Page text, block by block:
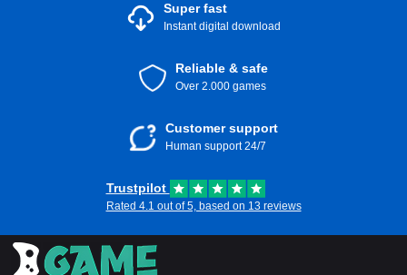
Super fast
Instant digital download
Reliable & safe
Over 2.000 games
Customer support
Human support 24/7
Trustpilot
Rated 4.1 out of 5, based on 13 reviews